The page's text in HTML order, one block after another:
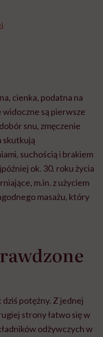
cienka, podatna na
są pierwsze
snu, zmęczenie
skutkują
suchością i brakiem
ok. 30. roku życia
m.in. z użyciem
masażu, który
potężny. Z jednej
strony łatwo się w
odżywczych w